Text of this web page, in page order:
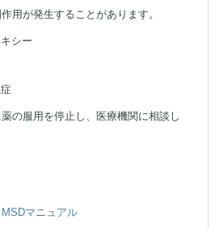
用が発生することがあります。
シー
の服用を停止し、医療機関に相談し
マニュアル